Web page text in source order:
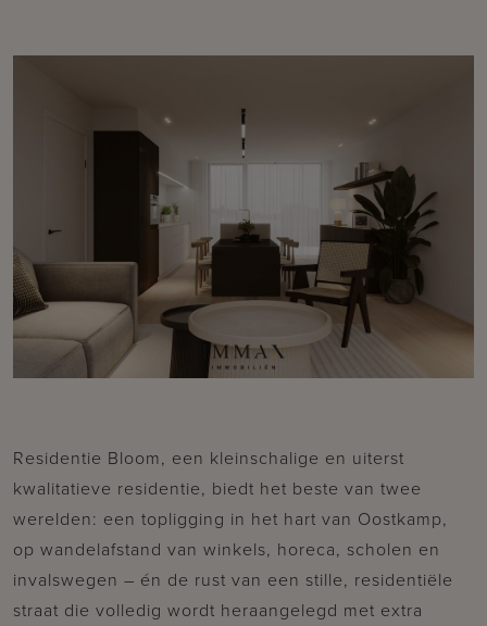
Residentie Bloom, een kleinschalige en uiterst
kwalitatieve residentie, biedt het beste van twee
werelden: een topligging in het hart van Oostkamp,
op wandelafstand van winkels, horeca, scholen en
invalswegen – én de rust van een stille, residentiële
straat die volledig wordt heraangelegd met extra